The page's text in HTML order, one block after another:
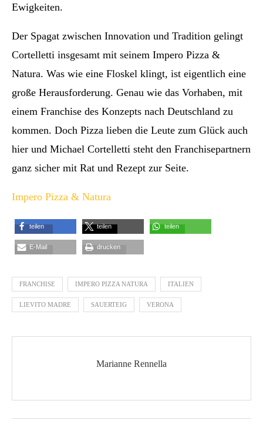
Ewigkeiten.
Der Spagat zwischen Innovation und Tradition gelingt
Cortelletti insgesamt mit seinem Impero Pizza &
Natura. Was wie eine Floskel klingt, ist eigentlich eine
große Herausforderung. Genau wie das Vorhaben, mit
einem Franchise des Konzepts nach Deutschland zu
kommen. Doch Pizza lieben die Leute zum Glück auch
hier und Michael Cortelletti steht den Franchisepartnern
ganz sicher mit Rat und Rezept zur Seite.
Impero Pizza & Natura
teilen teilen teilen
E-Mail drucken
FRANCHISE IMPERO PIZZA NATURA ITALIEN
LIEVITO MADRE SAUERTEIG VERONA
Marianne Rennella